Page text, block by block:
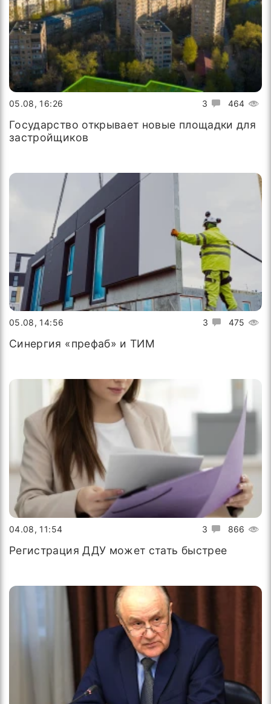
3 464
05.08, 16:26
Государство открывает новые площадки для
застройщиков
3 475
05.08, 14:56
Синергия «префаб» и ТИМ
3 866
04.08, 11:54
Регистрация ДДУ может стать быстрее